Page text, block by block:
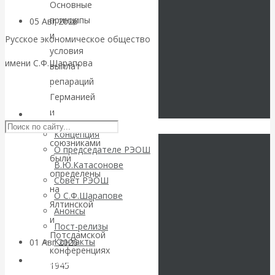
Русское экономическое общество
имени С.Ф.Шарапова
Skip to content
РЭОШ
Концепция
О председателе РЭОШ
В.Ю.Катасонове
Совет РЭОШ
О С.Ф.Шарапове
Анонсы
Пост-релизы
Контакты
Библиотека
05 Авг 2026Деньги
Валентин
Катасонов. Еще
раз на тему
блокировки
банковских
счетов
01 Авг 2026Геополитика
Основные
принципы
и
условия
выплат
репараций
Германией
и
ее
союзниками
были
определены
на
Ялтинской
и
Потсдамской
конференциях
1945